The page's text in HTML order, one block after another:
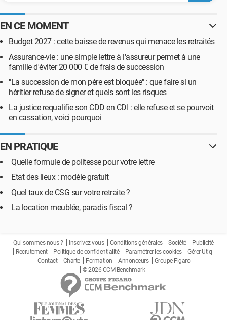
EN CE MOMENT
Budget 2027 : cette baisse de revenus qui menace les retraités
Assurance-vie : une simple lettre à l'assureur permet à une
famille d'éviter 20 000 € de frais de succession
"La succession de mon père est bloquée" : que faire si un
héritier refuse de signer et quels sont les risques
La justice requalifie son CDD en CDI : elle refuse et se pourvoit
en cassation, voici pourquoi
EN PRATIQUE
Quelle formule de politesse pour votre lettre
Etat des lieux : modèle gratuit
Quel taux de CSG sur votre retraite ?
La location meublée, paradis fiscal ?
Qui sommes-nous ? Inscrivez-vous Conditions générales Société
Publicité
Recrutement
Politique de confidentialité Paramétrer les cookies
Gérer Utiq
Contact
Charte Formation Annonceurs
Groupe Figaro
© 2026 CCM Benchmark